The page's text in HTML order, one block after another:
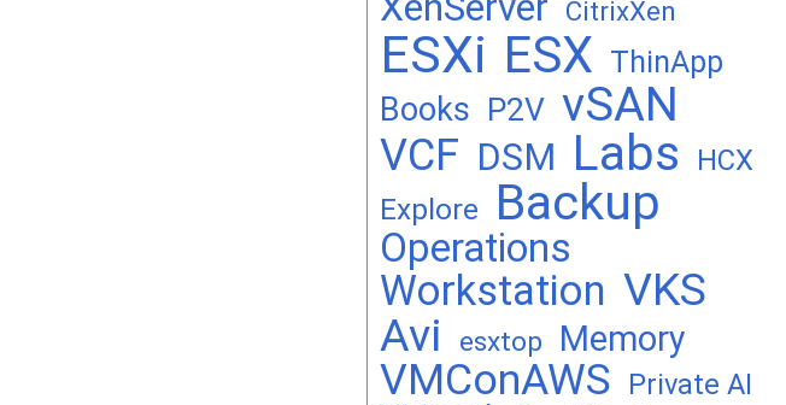
CitrixXen
ESXi ESX ThinApp
Books P2V vSAN
VCF DSM Labs HCX
Explore Backup
Operations
Workstation VKS
Avi
esxtop Memory
VMConAWS Private AI